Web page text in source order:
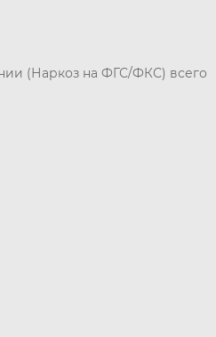
(Наркоз на ФГС/ФКС) всего